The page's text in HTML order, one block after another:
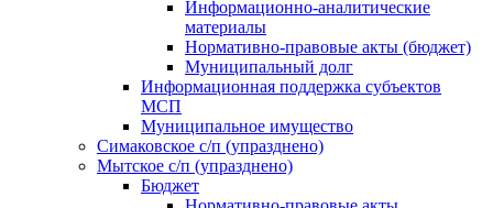
Информационно-аналитические
материалы
Нормативно-правовые акты (бюджет)
Муниципальный долг
Информационная поддержка субъектов
МСП
Муниципальное имущество
Симаковское с/п (упразднено)
Мытское с/п (упразднено)
Бюджет